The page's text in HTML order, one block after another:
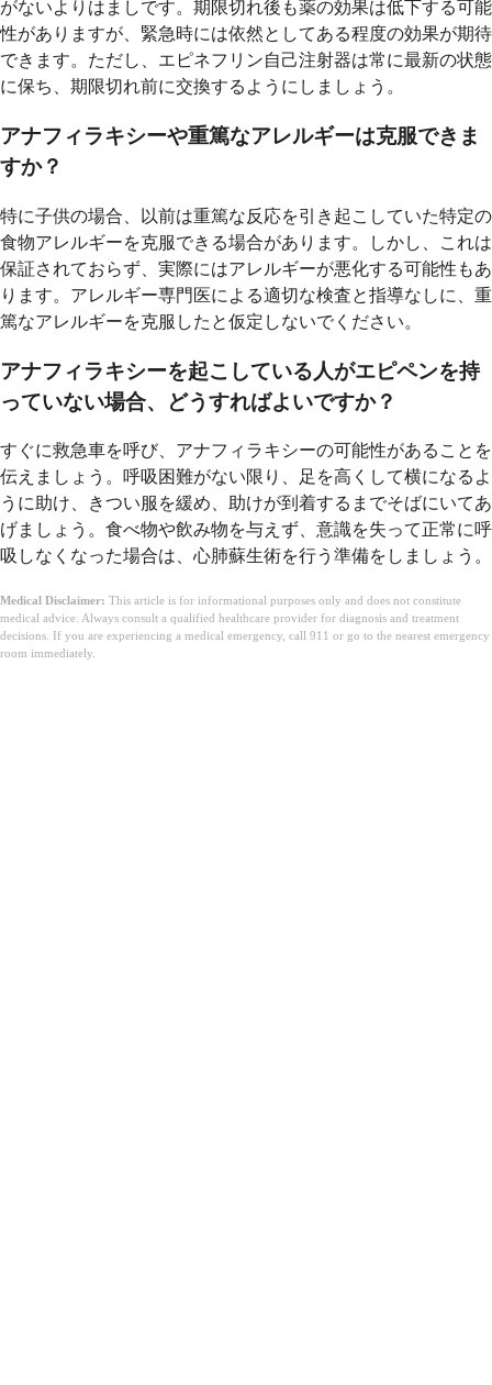
がないよりはましです。期限切れ後も薬の効果は低下する可能
性がありますが、緊急時には依然としてある程度の効果が期待
できます。ただし、エピネフリン自己注射器は常に最新の状態
に保ち、期限切れ前に交換するようにしましょう。
アナフィラキシーや重篤なアレルギーは克服できま
すか？
特に子供の場合、以前は重篤な反応を引き起こしていた特定の
食物アレルギーを克服できる場合があります。しかし、これは
保証されておらず、実際にはアレルギーが悪化する可能性もあ
ります。アレルギー専門医による適切な検査と指導なしに、重
篤なアレルギーを克服したと仮定しないでください。
アナフィラキシーを起こしている人がエピペンを持
っていない場合、どうすればよいですか？
すぐに救急車を呼び、アナフィラキシーの可能性があることを
伝えましょう。呼吸困難がない限り、足を高くして横になるよ
うに助け、きつい服を緩め、助けが到着するまでそばにいてあ
げましょう。食べ物や飲み物を与えず、意識を失って正常に呼
吸しなくなった場合は、心肺蘇生術を行う準備をしましょう。
Medical Disclaimer: This article is for informational purposes only and does not constitute
medical advice. Always consult a qualified healthcare provider for diagnosis and treatment
decisions. If you are experiencing a medical emergency, call 911 or go to the nearest emergency
room immediately.